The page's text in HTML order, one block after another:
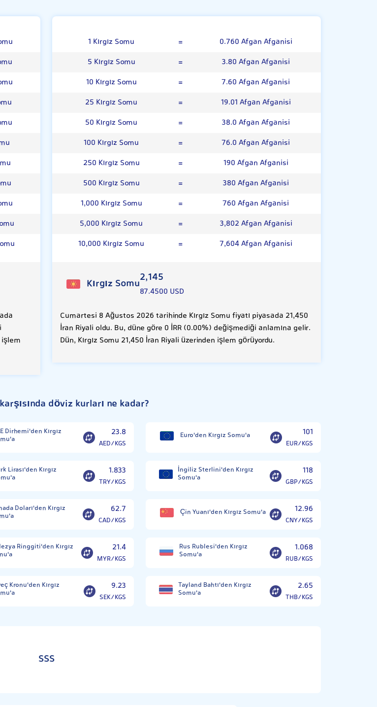
1 Kırgız Somu =
0.760 Afgan Afganisi
5 Kırgız Somu
=
3.80 Afgan Afganisi
10 Kırgız Somu
=
7.60 Afgan Afganisi
25 Kırgız Somu
=
19.01 Afgan Afganisi
50 Kırgız Somu
=
38.0 Afgan Afganisi
100 Kırgız Somu
=
76.0 Afgan Afganisi
250 Kırgız Somu
=
190 Afgan Afganisi
500 Kırgız Somu
=
380 Afgan Afganisi
1,000 Kırgız Somu
=
760 Afgan Afganisi
5,000 Kırgız Somu
=
3,802 Afgan Afganisi
10,000 Kırgız Somu
= 7,604 Afgan Afganisi
Kırgız Somu2,145
87.4500 USD
Cumartesi 8 Ağustos 2026 tarihinde Kırgız Somu fiyatı piyasada 21,450
İran Riyali oldu. Bu, düne göre 0 İRR (0.00%) değişmediği anlamına gelir.
Dün, Kırgız Somu 21,450 İran Riyali üzerinden işlem görüyordu.
döviz kurları ne kadar?
Dirhemi'den Kırgız 23.8
AED/KGS
Euro'den Kırgız Somu'a 101
EUR/KGS
Lirası'den Kırgız 1.833
TRY/KGS
İngiliz Sterlini'den Kırgız
Somu'a
118
GBP/KGS
Doları'den Kırgız 62.7
CAD/KGS
Çin Yuanı'den Kırgız Somu'a 12.96
CNY/KGS
Ringgiti'den Kırgız 21.4
MYR/KGS
Rus Rublesi'den Kırgız
Somu'a
1.068
RUB/KGS
Kronu'den Kırgız 9.23
SEK/KGS
Tayland Bahtı'den Kırgız
Somu'a
2.65
THB/KGS
SSS